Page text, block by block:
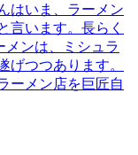
はいま、ラーメン
言います。長らく
ンは、ミシュラ
げつつあります。
ーメン店を巨匠自